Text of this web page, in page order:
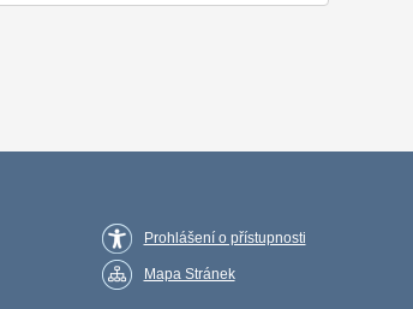
Prohlášení o přístupnosti
Mapa Stránek